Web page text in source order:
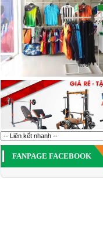
FANPAGE FACEBOOK